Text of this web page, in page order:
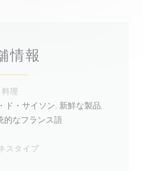
情報
料理
ド・サイソン, 新鮮な製品,
的なフランス語
スタイプ